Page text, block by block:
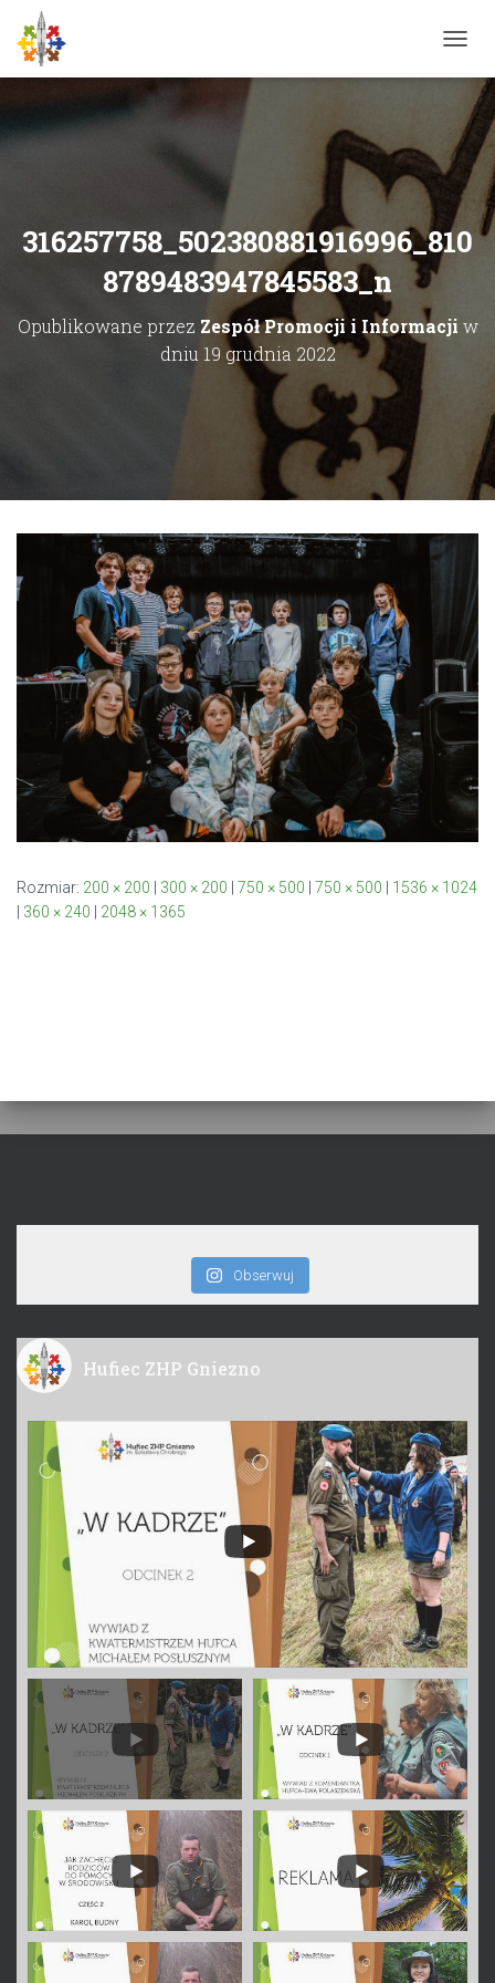
R
Ł
Ą
C
Z
N
A
A
316257758_502380881916996_810
8789483947845583_n
Opublikowane przez Zespół Promocji i Informacji w
dniu 19 grudnia 2022
Rozmiar: 200 × 200 | 300 × 200 | 750 × 500 | 750 × 500 | 1536 × 1024
| 360 × 240 | 2048 × 1365
Obserwuj
Hufiec ZHP Gniezno